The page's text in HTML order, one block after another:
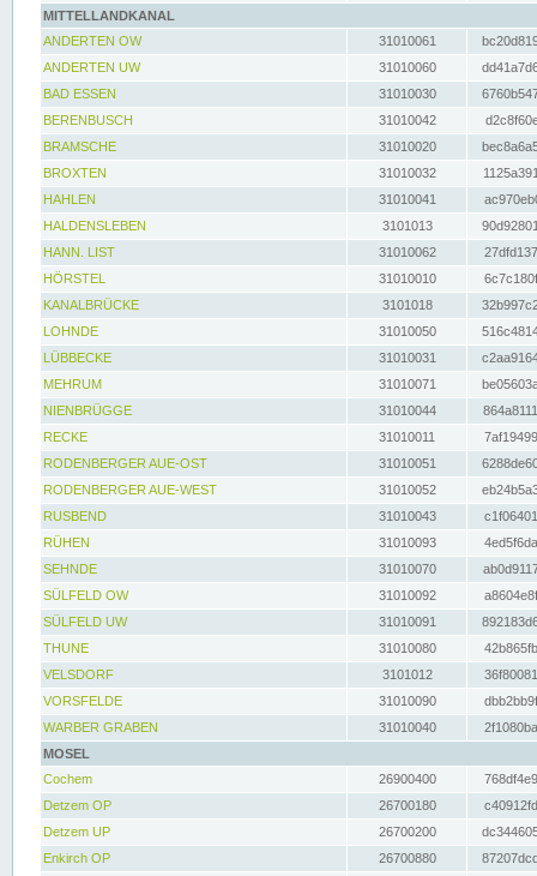
MITTELLANDKANAL
ANDERTEN OW
31010061
ANDERTEN UW
31010060
BAD ESSEN
31010030
BERENBUSCH
31010042
BRAMSCHE
31010020
BROXTEN
31010032
HAHLEN
31010041
HALDENSLEBEN
3101013
HANN. LIST
31010062
HÖRSTEL
31010010
KANALBRÜCKE
3101018
LOHNDE
31010050
LÜBBECKE
31010031
MEHRUM
31010071
NIENBRÜGGE
31010044
RECKE
31010011
RODENBERGER AUE-OST
31010051
RODENBERGER AUE-WEST
31010052
RUSBEND
31010043
RÜHEN
31010093
SEHNDE
31010070
SÜLFELD OW
31010092
SÜLFELD UW
31010091
THUNE
31010080
VELSDORF
3101012
VORSFELDE
31010090
WARBER GRABEN
31010040
MOSEL
Cochem
26900400
Detzem OP
26700180
Detzem UP
26700200
Enkirch OP
26700880